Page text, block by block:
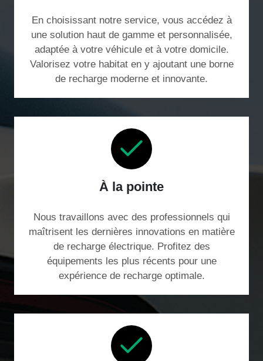
En choisissant notre service, vous accédez à
une solution haut de gamme et personnalisée,
adaptée à votre véhicule et à votre domicile.
Valorisez votre habitat en y ajoutant une borne
de recharge moderne et innovante.
À la pointe
Nous travaillons avec des professionnels qui
maîtrisent les dernières innovations en matière
de recharge électrique. Profitez des
équipements les plus récents pour une
expérience de recharge optimale.